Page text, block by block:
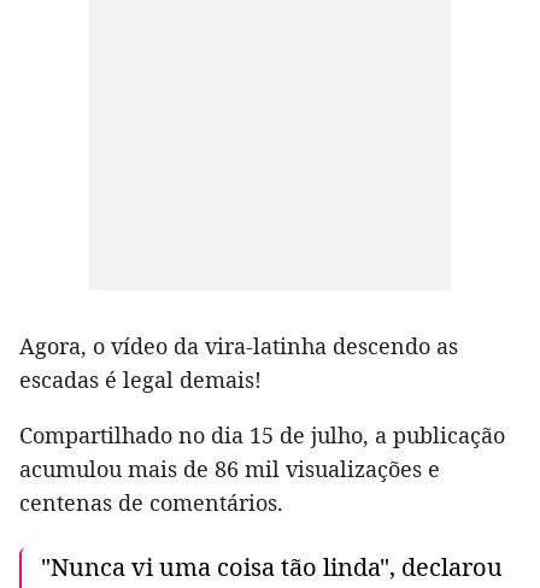
Agora, o vídeo da vira-latinha descendo as
escadas é legal demais!
Compartilhado no dia 15 de julho, a publicação
acumulou mais de 86 mil visualizações e
centenas de comentários.
"Nunca vi uma coisa tão linda", declarou